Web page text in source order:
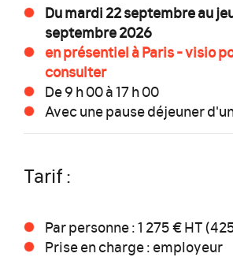
Du mardi 22 septembre au
septembre 2026
en présentiel à Paris- visio
consulter
De 9 h 00 à 17 h 00
Avec une pause déjeuner
Tarif :
Par personne : 1 275 € HT
Prise en charge : employeur